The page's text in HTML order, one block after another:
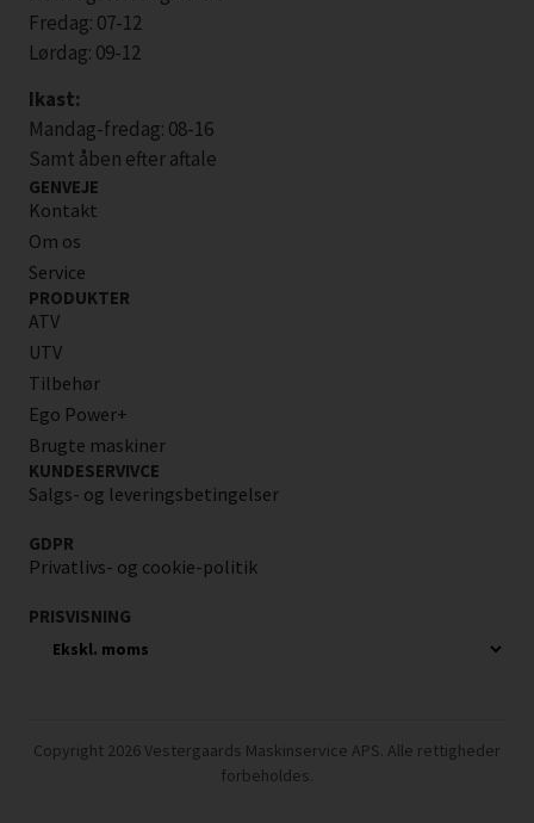
Fredag: 07-12
Lørdag: 09-12
Ikast:
Mandag-fredag: 08-16
Samt åben efter aftale
GENVEJE
Kontakt
Om os
Service
PRODUKTER
ATV
UTV
Tilbehør
Ego Power+
Brugte maskiner
KUNDESERVIVCE
Salgs- og leveringsbetingelser
GDPR
Privatlivs- og cookie-politik
PRISVISNING
Copyright 2026 Vestergaards Maskinservice APS. Alle rettigheder
forbeholdes.